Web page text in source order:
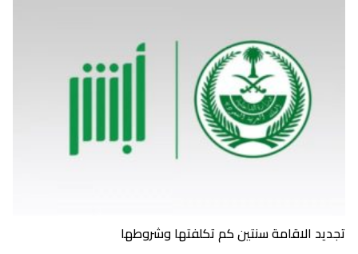
تجديد الاقامة سنتين كم تكلفتها وشروطها